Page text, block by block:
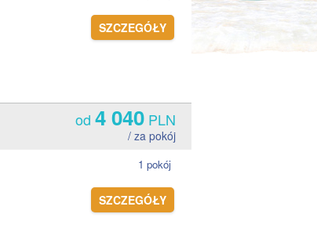
SZCZEGÓŁY
od 4 040 PLN
/ za pokój
1 pokój
SZCZEGÓŁY